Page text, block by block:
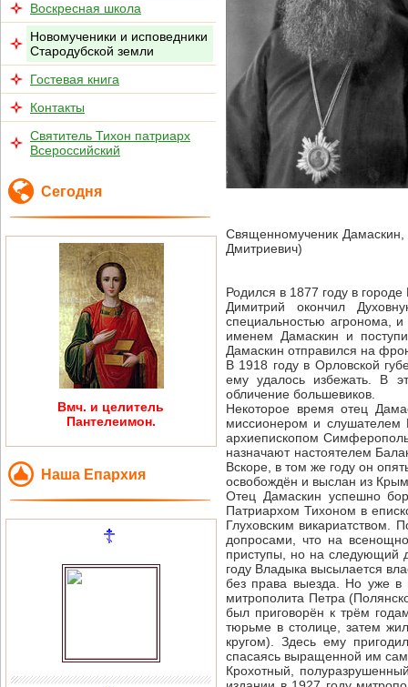
Воскресная школа
Новомученики и исповедники
Стародубской земли
Гостевая книга
Контакты
Святитель Тихон патриарх
Всероссийский
Сегодня
Вмч. и целитель
Пантелеимон.
Наша Епархия
Священномученик Дамаскин,
Дмитриевич)
Родился в 1877 году в
Димитрий окончил
специальностью агронома, и
именем Дамаскин и
Дамаскин отправился на
В 1918 году в Орловской
ему удалось избежать. В
обличение большевиков.
Некоторое время отец
миссионером и слушателем
архиепископом
назначают настоятелем
Вскоре, в том же году он
освобождён и выслан из
Отец Дамаскин успешно
Патриархом Тихоном в
Глуховским викариатством.
допросами, что на
приступы, но на следующий
году Владыка высылается
без права выезда. Но уже в
митрополита Петра
был приговорён к трём
тюрьме в столице, затем
кругом). Здесь ему
спасаясь выращенной им
Крохотный,